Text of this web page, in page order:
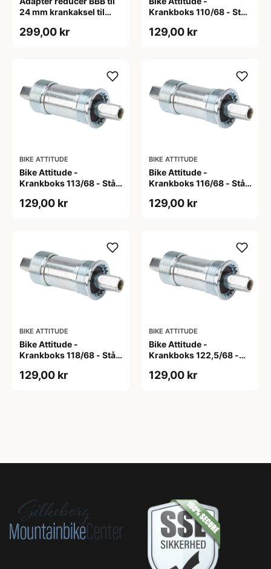
24 mm krankaksel til
299,00 kr
Krankboks 110/68 - Stål
129,00 kr
BIKE ATTITUDE
Bike Attitude -
Krankboks 113/68 - Stål
129,00 kr
BIKE ATTITUDE
Bike Attitude -
Krankboks 116/68 - Stål
129,00 kr
BIKE ATTITUDE
Bike Attitude -
Krankboks 118/68 - Stål
129,00 kr
BIKE ATTITUDE
Bike Attitude -
Krankboks 122,5/68 -
lejer
129,00 kr